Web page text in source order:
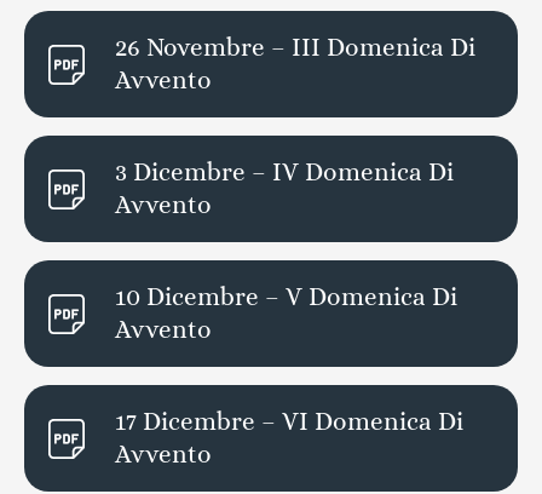
26 Novembre – III Domenica Di
Avvento
3 Dicembre – IV Domenica Di
Avvento
10 Dicembre – V Domenica Di
Avvento
17 Dicembre – VI Domenica Di
Avvento